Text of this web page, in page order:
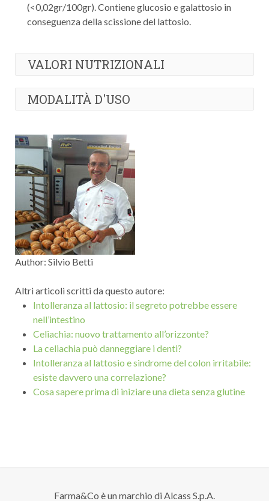
(<0,02gr/100gr). Contiene glucosio e galattosio in
conseguenza della scissione del lattosio.
VALORI NUTRIZIONALI
Valore energetico: 1076 kj/257 kcal
Grassi: 11,65gr di cui saturi 2,72gr
Fibre : 3,46gr
Sale: 1,39gr
MODALITÀ D'USO
minuti poi inserire in forno caldo a 210° per 7/9
minuti. Non cuocere la pizza con la teglia contenuta
all'interno della confezione a temperatura superiore
a 220°.
Modalità di conservazione
prodotto in un congelatore alla temperatura di -18°.
Una volta scongelato il prodotto non deve essere
ricongelato. Da consumare entro la data riportata
Author: Silvio Betti
Altri articoli scritti da questo autore:
Intolleranza al lattosio: il segreto potrebbe essere
nell’intestino
Celiachia: nuovo trattamento all’orizzonte?
La celiachia può danneggiare i denti?
Intolleranza al lattosio e sindrome del colon irritabile:
esiste davvero una correlazione?
Cosa sapere prima di iniziare una dieta senza glutine
Farma&Co è un marchio di Alcass S.p.A.